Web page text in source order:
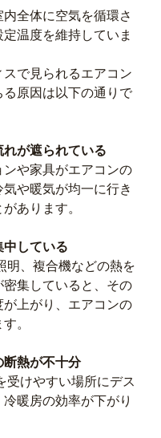
全体に空気を循環さ
温度を維持していま
スで見られるエアコン
原因は以下の通りで
れが遮られている
や家具がエアコンの
や暖気が均一に行き
あります。
中している
集していると、その
が上がり、エアコンの
。
断熱が不十分
暖房の効率が下がり